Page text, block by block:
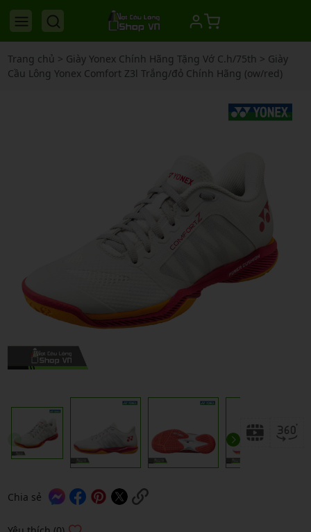
Trang chủ > Giày Yonex Chính Hãng Tặng Vớ C.h/75th > Giày
Cầu Lông Yonex Comfort Z3l Trắng/đỏ Chính Hãng (ow/red)
Chia sẻ